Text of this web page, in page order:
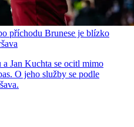
příchodu Brunese je blízko
a Jan Kuchta se ocitl mimo
O jeho služby se podle